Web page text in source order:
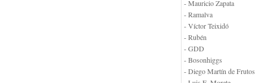
- Mauricio Zapata
- Ramalva
- Víctor Teixidó
- Rubén
- GDD
- Bosonhiggs
- Diego Martín de Frutos